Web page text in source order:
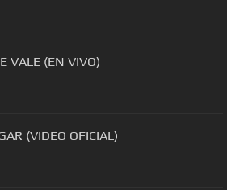
VALE (EN VIVO)
(VIDEO OFICIAL)